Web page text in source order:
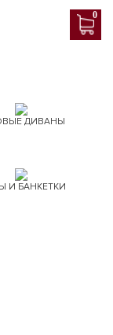
0
ДИВАНЫ
И БАНКЕТКИ